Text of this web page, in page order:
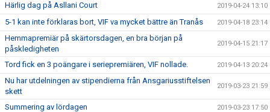
Härlig dag på Asllani Court 2019-04-24 13:10
5-1 kan inte förklaras bort, VIF va mycket bättre än Tranås 2019-04-18 23:14
Hemmapremiär på skärtorsdagen, en bra början på
påskledigheten
2019-04-15 21:17
Tord fick en 3 poängare i seriepremiären, VIF nollade. 2019-04-13 20:24
Nu har utdelningen av stipendierna från Ansgariusstiftelsen
skett
2019-03-23 21:59
Summering av lördagen 2019-03-23 17:50